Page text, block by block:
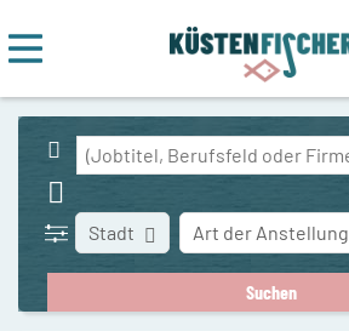
Stadt Art der Anstellung